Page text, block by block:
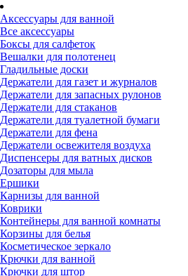
Аксессуары для ванной
Все аксессуары
Боксы для салфеток
Вешалки для полотенец
Гладильные доски
Держатели для газет и журналов
Держатели для запасных рулонов
Держатели для стаканов
Держатели для туалетной бумаги
Держатели для фена
Держатели освежителя воздуха
Диспенсеры для ватных дисков
Дозаторы для мыла
Ершики
Карнизы для ванной
Коврики
Контейнеры для ванной комнаты
Корзины для белья
Косметическое зеркало
Крючки для ванной
Крючки для штор